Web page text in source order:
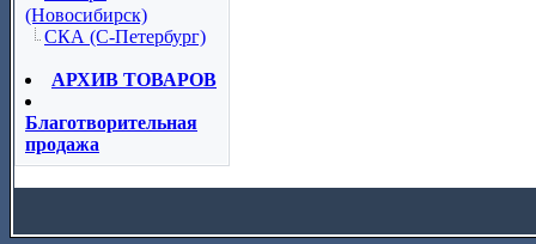
(Новосибирск)
СКА (С-Петербург)
АРХИВ ТОВАРОВ
Благотворительная
продажа